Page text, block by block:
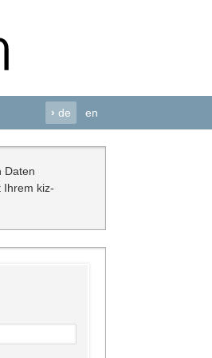
› de en
Daten
Ihrem kiz-